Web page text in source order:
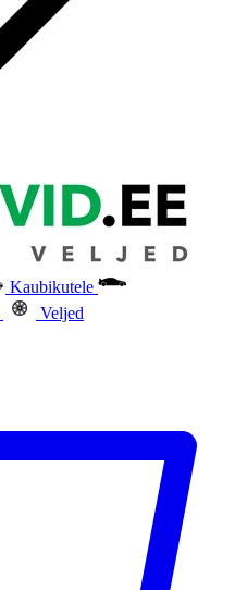
Kaubikutele
Veljed